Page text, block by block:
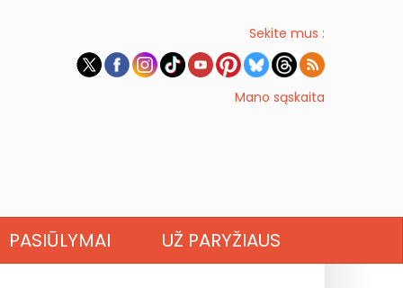
Sekite mus :
Mano sąskaita
PASIŪLYMAI UŽ PARYŽIAUS